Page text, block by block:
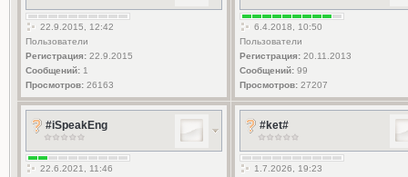
22.9.2015, 12:42
Пользователи
Регистрация:22.9.2015
Сообщений:1
Просмотров:26163
6.4.2018, 10:50
Пользователи
Регистрация:20.11.2013
Сообщений:99
Просмотров:27207
#iSpeakEng
22.6.2021, 11:46
#ket#
1.7.2026, 19:23